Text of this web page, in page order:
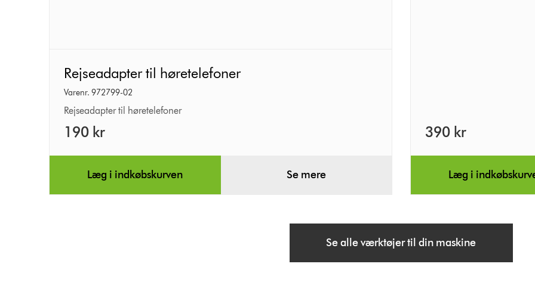
Rejseadapter
til
høretelefoner
Rejseadapter til høretelefoner
Varenr. 972799-02
Rejseadapter til høretelefoner
190 kr
Læg i indkøbskurven Se mere
390 kr
Læg i
Se alle værktøjer til din maskine